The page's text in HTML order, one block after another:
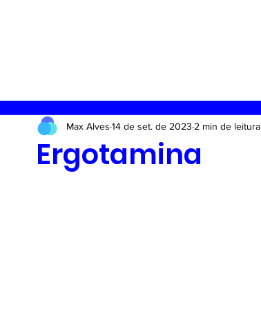
Casos clínicos Concursos
Ergotamina
Max Alves 14 de set. de 2023 2 min de leitura